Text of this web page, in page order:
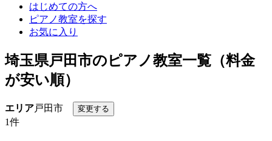
はじめての方へ
ピアノ教室を探す
お気に入り
埼玉県戸田市のピアノ教室一覧（料金
が安い順）
エリア戸田市
1件